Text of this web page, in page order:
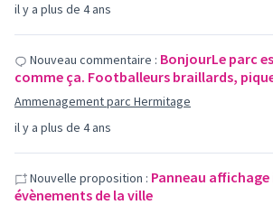
il y a plus de 4 ans
il y a plus de 4 ans
Nouveau commentaire : BonjourLe parc
comme ça. Footballeurs braillards,
Ammenagement parc Hermitage
Nouvelle proposition : Panneau
évènements de la ville